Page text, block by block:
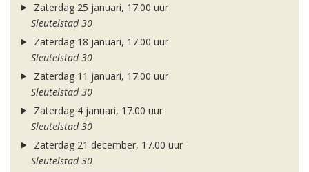
Zaterdag 25 januari, 17.00 uur
Sleutelstad 30
Zaterdag 18 januari, 17.00 uur
Sleutelstad 30
Zaterdag 11 januari, 17.00 uur
Sleutelstad 30
Zaterdag 4 januari, 17.00 uur
Sleutelstad 30
Zaterdag 21 december, 17.00 uur
Sleutelstad 30